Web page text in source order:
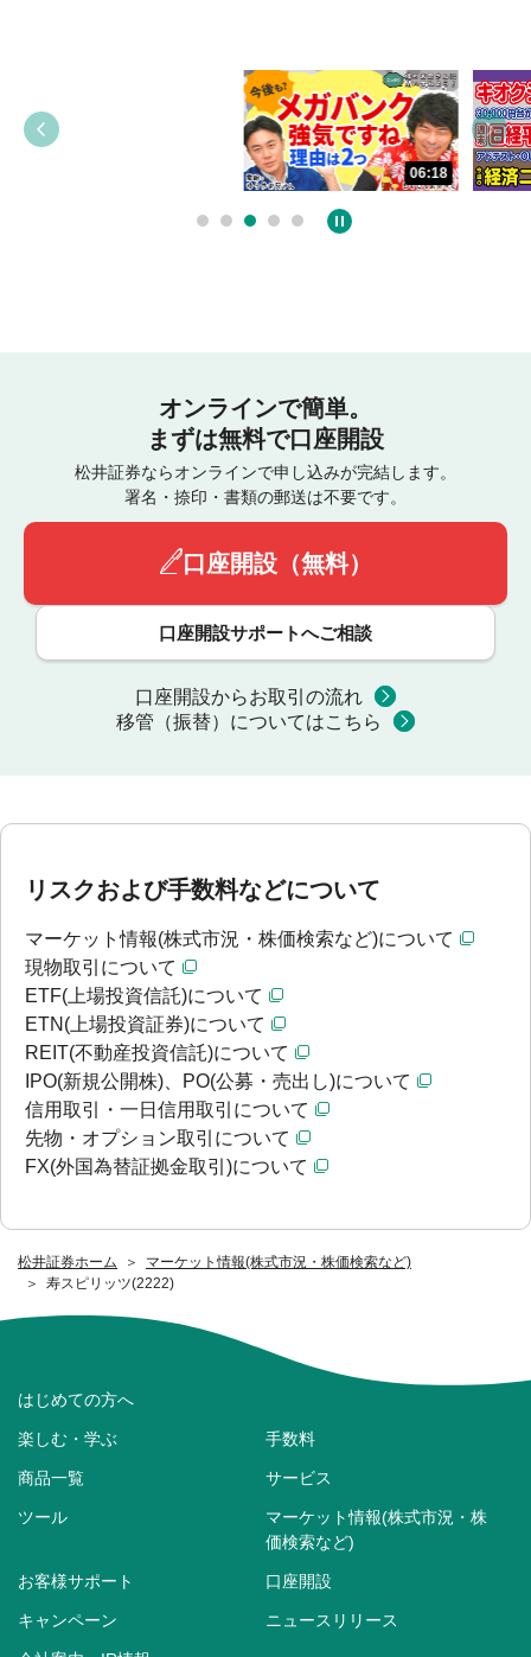
松井証券ホーム
マーケット情報(株式市況・株価検索など)
寿スピリッツ(2222)
06:18
オンラインで簡単。
まずは無料で口座開設
松井証券ならオンラインで申し込みが完結します。
署名・捺印・書類の郵送は不要です。
口座開設（無料）
口座開設サポートへご相談
口座開設からお取引の流れ
移管（振替）についてはこちら
リスクおよび手数料などについて
マーケット情報(株式市況・株価検索など)について
現物取引について
ETF(上場投資信託)について
ETN(上場投資証券)について
REIT(不動産投資信託)について
IPO(新規公開株)、PO(公募・売出し)について
信用取引・一日信用取引について
先物・オプション取引について
FX(外国為替証拠金取引)について
はじめての方へ
楽しむ・学ぶ 手数料
商品一覧 サービス
ツール
マーケット情報(株式市況・株
価検索など)
お客様サポート 口座開設
キャンペーン ニュースリリース